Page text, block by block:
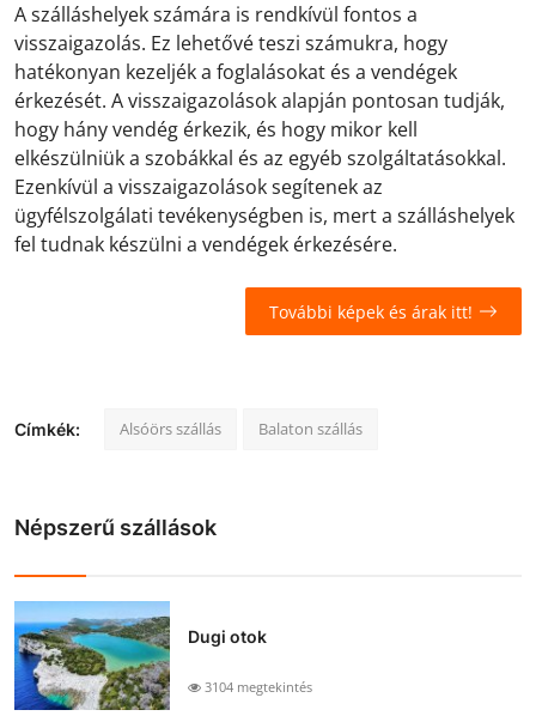
A szálláshelyek számára is rendkívül fontos a
visszaigazolás. Ez lehetővé teszi számukra, hogy
hatékonyan kezeljék a foglalásokat és a vendégek
érkezését. A visszaigazolások alapján pontosan tudják,
hogy hány vendég érkezik, és hogy mikor kell
elkészülniük a szobákkal és az egyéb szolgáltatásokkal.
Ezenkívül a visszaigazolások segítenek az
ügyfélszolgálati tevékenységben is, mert a szálláshelyek
fel tudnak készülni a vendégek érkezésére.
További képek és árak itt!
Címkék: Alsóörs szállás Balaton szállás
Népszerű szállások
Dugi otok
3104 megtekintés